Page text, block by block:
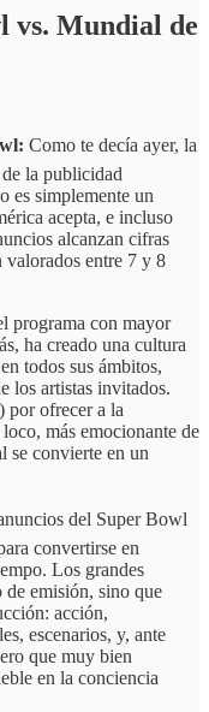
vs. Mundial de
Como te decía ayer, la
la publicidad
es simplemente un
acepta, e incluso
alcanzan cifras
valorados entre 7 y 8
programa con mayor
ha creado una cultura
todos sus ámbitos,
los artistas invitados.
por ofrecer a la
más emocionante de
se convierte en un
del Super Bowl
convertirse en
Los grandes
de emisión, sino que
acción,
escenarios, y, ante
que muy bien
en la conciencia